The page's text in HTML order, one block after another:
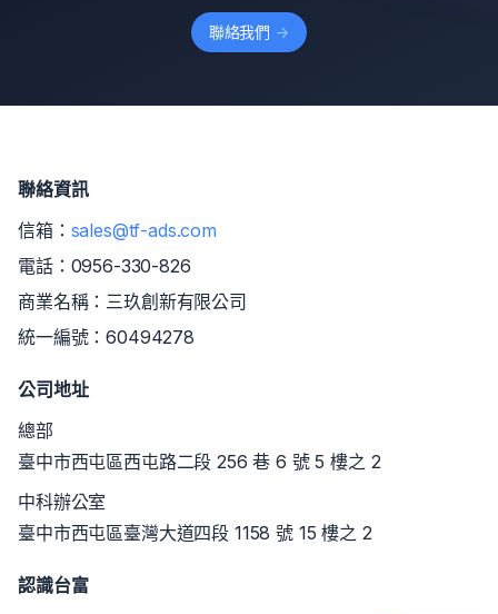
聯絡我們 ->
聯絡資訊
信箱： sales@tf-ads.com
電話： 0956-330-826
商業名稱：三玖創新有限公司
統一編號：60494278
公司地址
總部
臺中市西屯區西屯路二段 256 巷 6 號 5 樓之 2
中科辦公室
臺中市西屯區臺灣大道四段 1158 號 15 樓之 2
認識台富